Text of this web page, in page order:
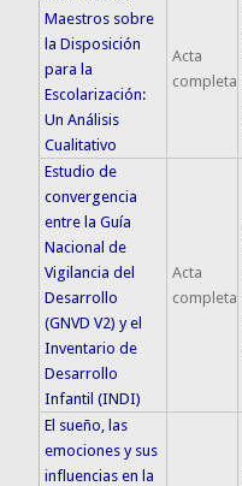
Maestros sobre
la Disposición
para la
Escolarización:
Un Análisis
Cualitativo
Acta
completa
Estudio de
convergencia
entre la Guía
Nacional de
Vigilancia del
Desarrollo
(GNVD V2) y el
Inventario de
Desarrollo
Infantil (INDI)
Acta
completa
El sueño, las
emociones y sus
influencias en la